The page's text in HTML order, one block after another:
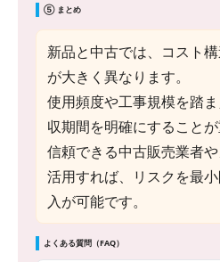
⑤ まとめ
新品と中古では、コスト
が大きく異なります。
使用頻度や工事規模を踏
収期間を明確にすることが
信頼できる中古販売業者
活用すれば、リスクを最
入が可能です。
よくある質問（FAQ）